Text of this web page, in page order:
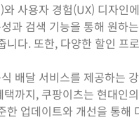
사용자 경험(UX) 디자인
과 검색 기능을 통해 원하
니다. 또한, 다양한 할인
배달 서비스를 제공하는
까지, 쿠팡이츠는 현대인
한 업데이트와 개선을 통